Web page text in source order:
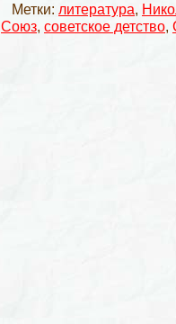
Метки: литература,
Союз, советское детство,